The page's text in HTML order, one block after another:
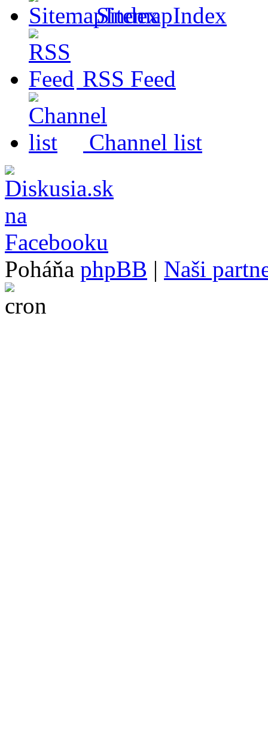
SitemapIndex
RSS Feed
Channel list
Poháňa phpBB | Naši